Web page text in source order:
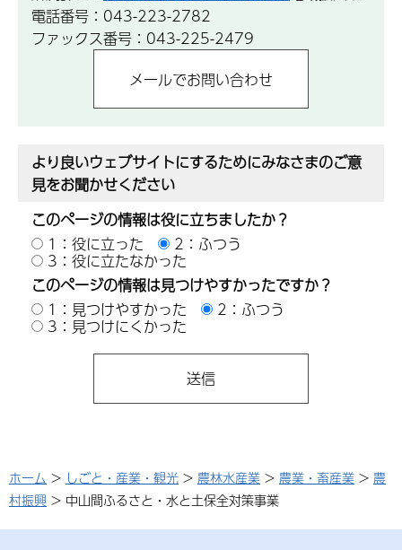
電話番号：043-223-2782
ファックス番号：043-225-2479
より良いウェブサイトにするためにみなさまのご意
見をお聞かせください
このページの情報は役に立ちましたか？
1：役に立った
2：ふつう
3：役に立たなかった
このページの情報は見つけやすかったですか？
1：見つけやすかった
2：ふつう
3：見つけにくかった
ホーム > しごと・産業・観光 > 農林水産業 > 農業・畜産業 > 農
村振興 > 中山間ふるさと・水と土保全対策事業